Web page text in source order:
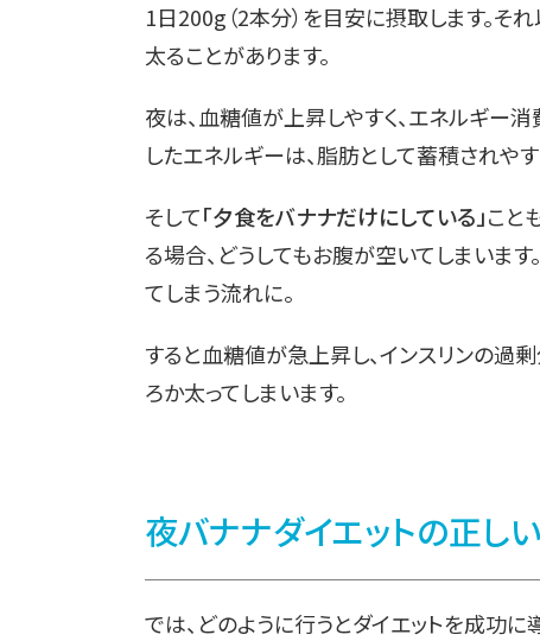
1日200g（2本分）を目安に摂取します。そ
太ることがあります。
夜は、血糖値が上昇しやすく、エネルギー
したエネルギーは、脂肪として蓄積されや
そして「夕食をバナナだけにしている」こと
る場合、どうしてもお腹が空いてしまいま
てしまう流れに。
すると血糖値が急上昇し、インスリンの過
ろか太ってしまいます。
夜バナナダイエットの正し
では、どのように行うとダイエットを成功